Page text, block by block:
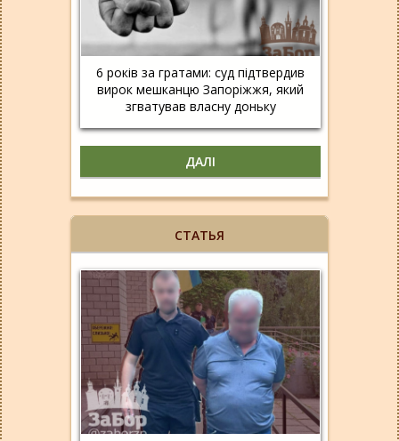
6 років за гратами: суд підтвердив
вирок мешканцю Запоріжжя, який
згватував власну доньку
ДАЛІ
СТАТЬЯ